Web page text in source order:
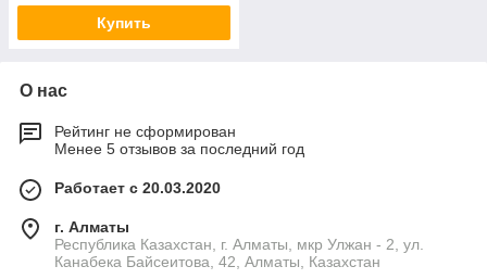
Купить
О нас
Рейтинг не сформирован
Менее 5 отзывов за последний год
Работает с 20.03.2020
г. Алматы
Республика Казахстан, г. Алматы, мкр Улжан - 2, ул.
Канабека Байсеитова, 42, Алматы, Казахстан